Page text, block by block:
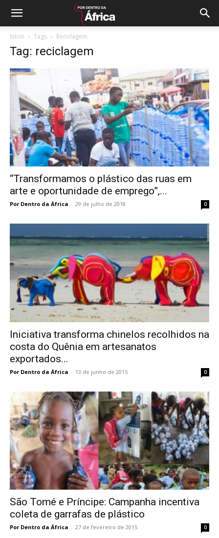
Início Tags Reciclagem
Tag: reciclagem
“Transformamos o plástico das ruas em
arte e oportunidade de emprego”,...
Por Dentro da África - 29 de julho de 2018 0
Iniciativa transforma chinelos recolhidos na
costa do Quênia em artesanatos
exportados...
Por Dentro da África - 13 de junho de 2015 0
São Tomé e Príncipe: Campanha incentiva
coleta de garrafas de plástico
Por Dentro da África - 27 de fevereiro de 2015 0